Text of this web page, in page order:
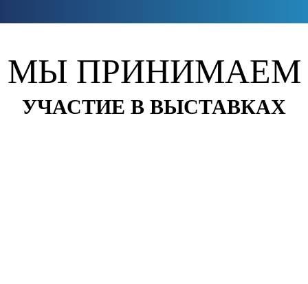
МЫ ПРИНИМАЕМ
УЧАСТИЕ В ВЫСТАВКАХ